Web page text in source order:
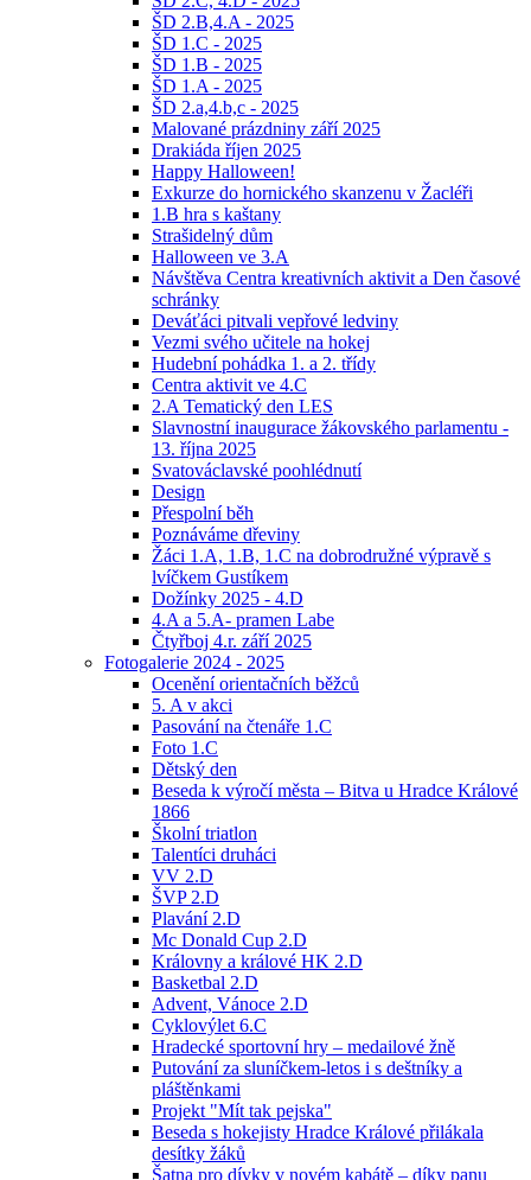
ŠD 2.B,4.A - 2025
ŠD 1.C - 2025
ŠD 1.B - 2025
ŠD 1.A - 2025
ŠD 2.a,4.b,c - 2025
Malované prázdniny září 2025
Drakiáda říjen 2025
Happy Halloween!
Exkurze do hornického skanzenu v Žacléři
1.B hra s kaštany
Strašidelný dům
Halloween ve 3.A
Návštěva Centra kreativních aktivit a Den časové
schránky
Deváťáci pitvali vepřové ledviny
Vezmi svého učitele na hokej
Hudební pohádka 1. a 2. třídy
Centra aktivit ve 4.C
2.A Tematický den LES
Slavnostní inaugurace žákovského parlamentu -
13. října 2025
Svatováclavské poohlédnutí
Design
Přespolní běh
Poznáváme dřeviny
Žáci 1.A, 1.B, 1.C na dobrodružné výpravě s
lvíčkem Gustíkem
Dožínky 2025 - 4.D
4.A a 5.A- pramen Labe
Čtyřboj 4.r. září 2025
Fotogalerie 2024 - 2025
Ocenění orientačních běžců
5. A v akci
Pasování na čtenáře 1.C
Foto 1.C
Dětský den
Beseda k výročí města – Bitva u Hradce Králové
1866
Školní triatlon
Talentíci druháci
VV 2.D
ŠVP 2.D
Plavání 2.D
Mc Donald Cup 2.D
Královny a králové HK 2.D
Basketbal 2.D
Advent, Vánoce 2.D
Cyklovýlet 6.C
Hradecké sportovní hry – medailové žně
Putování za sluníčkem-letos i s deštníky a
pláštěnkami
Projekt "Mít tak pejska"
Beseda s hokejisty Hradce Králové přilákala
desítky žáků
Šatna pro dívky v novém kabátě – díky panu